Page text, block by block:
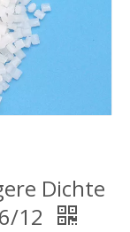
Dichte
12